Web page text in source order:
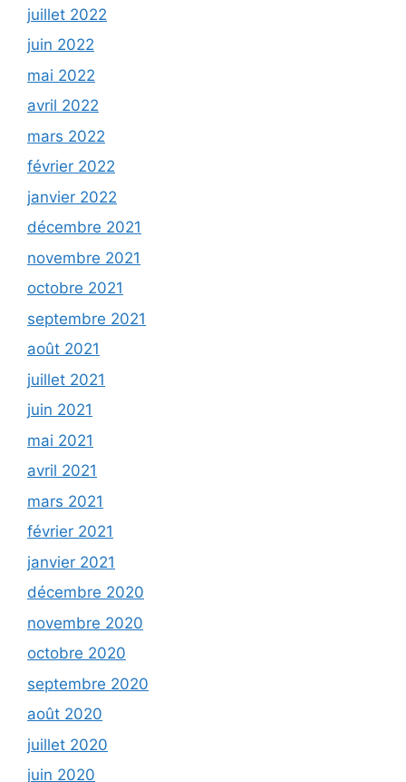
juillet 2022
juin 2022
mai 2022
avril 2022
mars 2022
février 2022
janvier 2022
décembre 2021
novembre 2021
octobre 2021
septembre 2021
août 2021
juillet 2021
juin 2021
mai 2021
avril 2021
mars 2021
février 2021
janvier 2021
décembre 2020
novembre 2020
octobre 2020
septembre 2020
août 2020
juillet 2020
juin 2020